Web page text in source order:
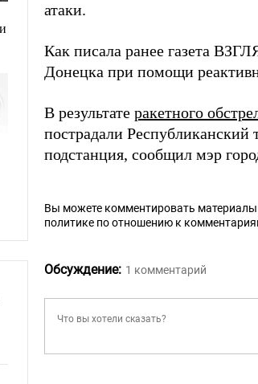
атаки.
Как писала ранее газета
Донецка при помощи
В результате ракетного
пострадали Республиканский
подстанция, сообщил мэр
Вы можете комментировать
политике по отношению к
Обсуждение: 1 комментарий